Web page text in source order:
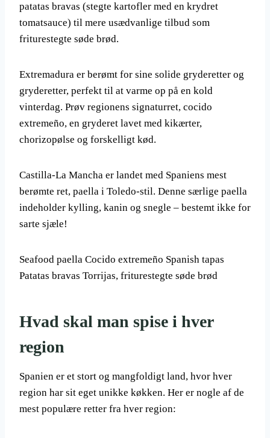
patatas bravas (stegte kartofler med en krydret
tomatsauce) til mere usædvanlige tilbud som
friturestegte søde brød.
Extremadura er berømt for sine solide gryderetter og
gryderetter, perfekt til at varme op på en kold
vinterdag. Prøv regionens signaturret, cocido
extremeño, en gryderet lavet med kikærter,
chorizopølse og forskelligt kød.
Castilla-La Mancha er landet med Spaniens mest
berømte ret, paella i Toledo-stil. Denne særlige paella
indeholder kylling, kanin og snegle – bestemt ikke for
sarte sjæle!
Seafood paella Cocido extremeño Spanish tapas
Patatas bravas Torrijas, friturestegte søde brød
Hvad skal man spise i hver
region
Spanien er et stort og mangfoldigt land, hvor hver
region har sit eget unikke køkken. Her er nogle af de
mest populære retter fra hver region: